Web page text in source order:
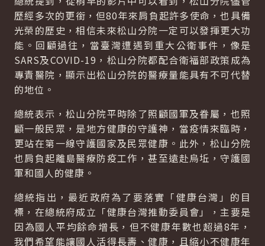
歷經多次的更銜，但80年來肩負起許多使命，也具備
光榮的歷史，相信未來松山分院一定可以發揮更大功
能。回顧過往，當臺灣遭遇到重大公衛事件，像是
SARS及COVID-19，松山分院都配合衛福部政策成為
專責醫院，顯示出松山分院的醫療量能具有不可代替
的地位。
總統表示，松山分院平時除了照顧國軍及眷屬，也照
顧一般民眾，是地方健康的守護神，當疫情來臨時，
更站在第一線守護國家及民眾健康。此外，松山分院
也肩負起離島醫療防疫工作，甚至遠赴烏坵，守護國
軍和國人的健康。
總統指出，最近政府為了要落實「健康台灣」的目
標，在總統府成立「健康台灣推動委員會」，主要是
因為國人平均餘命增長，但不健康年數也超過8年，
我們希望能讓國人活得長壽、健康，且縮小不健康年